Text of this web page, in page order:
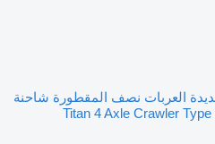
العربات نصف المقطورة شاحنة